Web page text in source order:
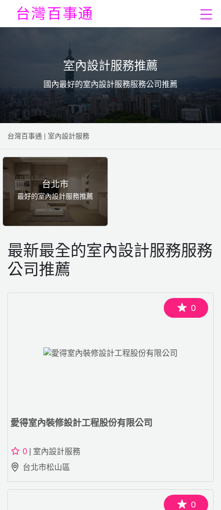
室內設計服務推薦
國內最好的室內設計服務服務公司推薦
台灣百事通 | 室內設計服務
台北市
最好的室內設計服務推薦
最新最全的室內設計服務服務
公司推薦
0
愛得室內裝修設計工程股份有限公司
0 | 室內設計服務
台北市松山區
0